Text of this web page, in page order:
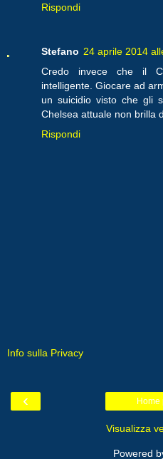
Rispondi
Stefano 24 aprile 2014
Credo invece che il
intelligente. Giocare ad
un suicidio visto che gli
Chelsea attuale non brilla
Rispondi
Info sulla Privacy
‹ Home
Visualizza
Powered